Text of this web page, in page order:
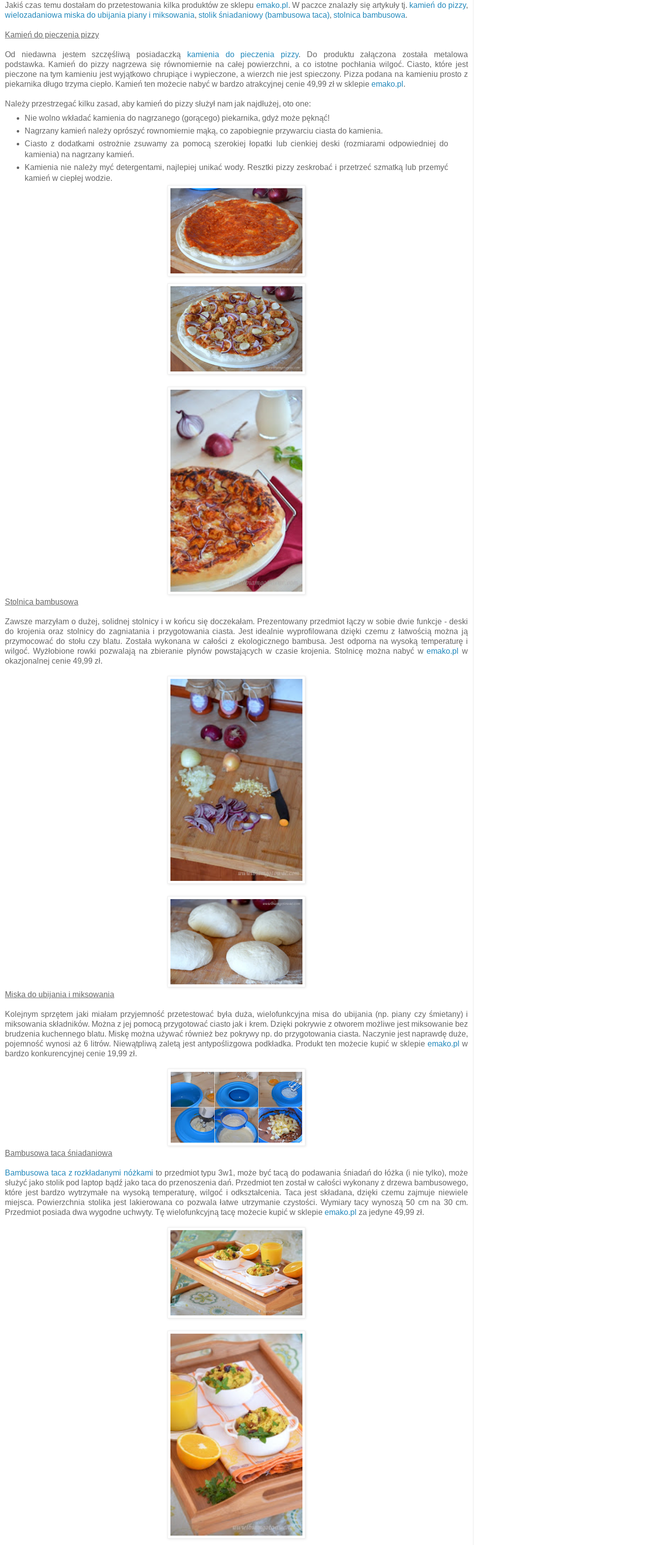
Jakiś czas temu dostałam do przetestowania kilka produktów ze sklepu emako.pl . W paczce znalazły się artykuły tj. kamień do pizzy,
wielozadaniowa miska do ubijania piany i miksowania, stolik śniadaniowy (bambusowa taca), stolnica bambusowa.
Kamień do pieczenia pizzy
Od niedawna jestem szczęśliwą posiadaczką kamienia do pieczenia pizzy. Do produktu załączona została metalowa
podstawka. Kamień do pizzy nagrzewa się równomiernie na całej powierzchni, a co istotne pochłania wilgoć. Ciasto, które jest
pieczone na tym kamieniu jest wyjątkowo chrupiące i wypieczone, a wierzch nie jest spieczony. Pizza podana na kamieniu prosto z
piekarnika długo trzyma ciepło. Kamień ten możecie nabyć w bardzo atrakcyjnej cenie 49,99 zł w sklepie emako.pl .
Należy przestrzegać kilku zasad, aby kamień do pizzy służył nam jak najdłużej, oto one:
Nie wolno wkładać kamienia do nagrzanego (gorącego) piekarnika, gdyż może pęknąć!
Nagrzany kamień należy oprószyć rownomiernie mąką, co zapobiegnie przywarciu ciasta do kamienia.
Ciasto z dodatkami ostrożnie zsuwamy za pomocą szerokiej łopatki lub cienkiej deski (rozmiarami odpowiedniej do
kamienia) na nagrzany kamień.
Kamienia nie należy myć detergentami, najlepiej unikać wody. Resztki pizzy zeskrobać i przetrzeć szmatką lub przemyć
kamień w ciepłej wodzie.
Stolnica bambusowa
Zawsze marzyłam o dużej, solidnej stolnicy i w końcu się doczekałam. Prezentowany przedmiot łączy w sobie dwie funkcje - deski
do krojenia oraz stolnicy do zagniatania i przygotowania ciasta. Jest idealnie wyprofilowana dzięki czemu z łatwością można ją
przymocować do stołu czy blatu. Została wykonana w całości z ekologicznego bambusa. Jest odporna na wysoką temperaturę i
wilgoć. Wyżłobione rowki pozwalają na zbieranie płynów powstających w czasie krojenia. Stolnicę można nabyć wemako.pl
w
okazjonalnej cenie 49,99 zł.
Miska do ubijania i miksowania
Kolejnym sprzętem jaki miałam przyjemność przetestować była duża, wielofunkcyjna misa do ubijania (np. piany czy śmietany) i
miksowania składników. Można z jej pomocą przygotować ciasto jak i krem. Dzięki pokrywie z otworem możliwe jest miksowanie bez
brudzenia kuchennego blatu. Miskę można używać również bez pokrywy np. do przygotowania ciasta. Naczynie jest naprawdę duże,
pojemność wynosi aż 6 litrów. Niewątpliwą zaletą jest antypoślizgowa podkładka. Produkt ten możecie kupić w sklepie emako.pl w
bardzo konkurencyjnej cenie 19,99 zł.
Bambusowa taca śniadaniowa
Bambusowa taca z rozkładanymi nóżkami to przedmiot typu 3w1, może być tacą do podawania śniadań do łóżka (i nie tylko), może
służyć jako stolik pod laptop bądź jako taca do przenoszenia dań. Przedmiot ten został w całości wykonany z drzewa bambusowego,
które jest bardzo wytrzymałe na wysoką temperaturę, wilgoć i odkształcenia. Taca jest składana, dzięki czemu zajmuje niewiele
miejsca. Powierzchnia stolika jest lakierowana co pozwala łatwe utrzymanie czystości. Wymiary tacy wynoszą 50 cm na 30 cm.
Przedmiot posiada dwa wygodne uchwyty. Tę wielofunkcyjną tacę możecie kupić w sklepie emako.pl za jedyne 49,99 zł.